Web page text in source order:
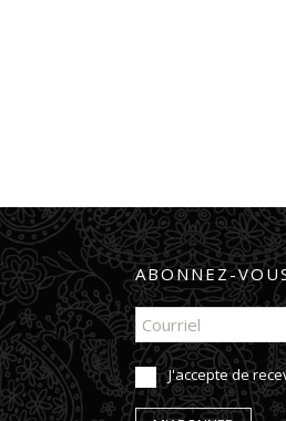
ABONNEZ-
J'accepte de